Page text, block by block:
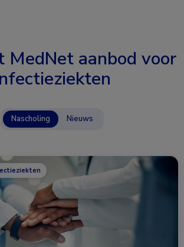
MedNet aanbod voor
Nascholing Nieuws